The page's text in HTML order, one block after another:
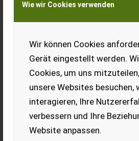
Wie wir Cookies verwenden
Wir können Cookies
Gerät eingestellt werden.
Cookies, um uns
unsere Websites besuchen,
interagieren, Ihre
verbessern und Ihre
Website anpassen.
Transport von Land- und
KEINE
JLG 800AJ
== More details (EN) == Classification:
steering Lifting speed up/down (sek.):
Platform height: 26380 ...
EUR 0